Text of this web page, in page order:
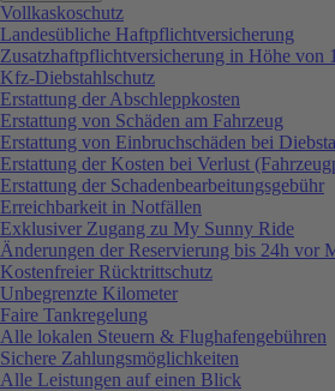
Vollkaskoschutz
Landesübliche Haftpflichtversicherung
Zusatzhaftpflichtversicherung in Höhe von
Kfz-Diebstahlschutz
Erstattung der Abschleppkosten
Erstattung von Schäden am Fahrzeug
Erstattung von Einbruchschäden bei
Erstattung der Kosten bei Verlust
Erstattung der Schadenbearbeitungsgebühr
Erreichbarkeit in Notfällen
Exklusiver Zugang zu My Sunny Ride
Änderungen der Reservierung bis 24h vor
Kostenfreier Rücktrittschutz
Unbegrenzte Kilometer
Faire Tankregelung
Alle lokalen Steuern & Flughafengebühren
Sichere Zahlungsmöglichkeiten
Alle Leistungen auf einen Blick